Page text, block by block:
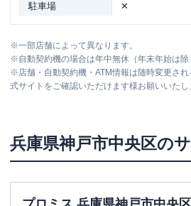
駐車場 ✕
住所
湊川ビル1階
アコム 【2026/1/
営業時間
土曜：09:00-
ATM営業時間
平日：07:30-
土曜：07:30-22:30
※一部店舗によって異なります。
※自動契約機の場合は年中無休（年末年始は除
※店舗・自動契約機・ATM情報は随時変更さ
式サイトをご確認いただけます様お願いいたし
兵庫県神戸市中央区の